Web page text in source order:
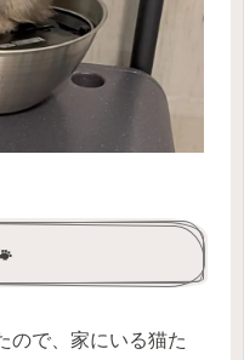
ので、家にいる猫た